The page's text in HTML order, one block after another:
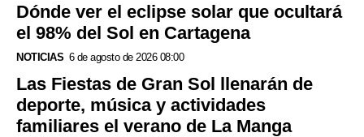
Dónde ver el eclipse solar que ocultará
el 98% del Sol en Cartagena
NOTICIAS 6 de agosto de 2026 08:00
Las Fiestas de Gran Sol llenarán de
deporte, música y actividades
familiares el verano de La Manga